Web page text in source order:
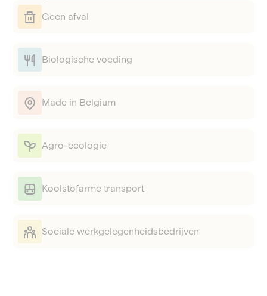
Geen afval
Biologische voeding
Made in Belgium
Agro-ecologie
Koolstofarme transport
Sociale werkgelegenheidsbedrijven